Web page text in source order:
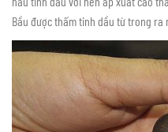
Bầu được thấm tinh dầu từ trong ra